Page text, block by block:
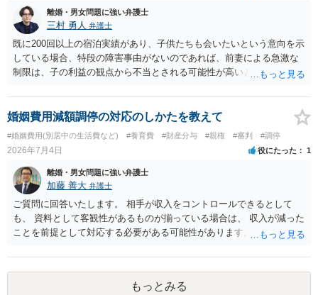
離婚・男女問題に強い弁護士
三村 勇人 弁護士
既に200回以上の宿泊実績があり、子供たちも会いたいという意向を示
している場合、特段の障害事由がないのであれば、前妻による急激な
制限は、子の利益の観点から不当とされる可能性が高いと考えられま
面会交流となることが期待できるかと思われます。
婚姻費用減額調停の対応のしかたを教えて
#婚姻費用(別居中の生活費など) #養育費 #財産分与 #親権 #審判 #調停
2026年7月4日 役にたった 1
離婚・男女問題に強い弁護士
加藤 善大 弁護士
ご質問に回答いたします。 相手が収入をコントロールできるとして
も、 資料として客観性があるものが揃っている場合は、 収入が減った
ことを前提として対応する必要がある可能性があります。 その場合
手の提案が、その想定と比較してご自身に都合がいいのか悪いのかを
考えて今後の方針を決めるといいです。 例えば、審判になれば相手の
提案よりさらに減額される可能性がありそうな場合は、むしろ調停で
もっとみる